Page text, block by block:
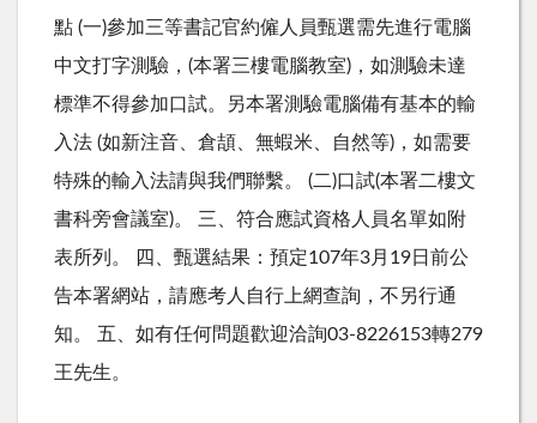
點 (一)參加三等書記官約僱人員甄選需先進行電腦
中文打字測驗，(本署三樓電腦教室)，如測驗未達
標準不得參加口試。另本署測驗電腦備有基本的輸
入法 (如新注音、倉頡、無蝦米、自然等)，如需要
特殊的輸入法請與我們聯繫。 (二)口試(本署二樓文
書科旁會議室)。 三、符合應試資格人員名單如附
表所列。 四、甄選結果：預定107年3月19日前公
告本署網站，請應考人自行上網查詢，不另行通
知。 五、如有任何問題歡迎洽詢03-8226153轉279
王先生。